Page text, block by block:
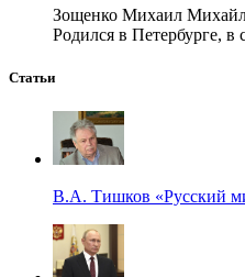
Зощенко Михаил
Родился в Петербурге, в
Статьи
В.А. Тишков «Русский